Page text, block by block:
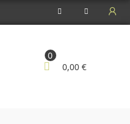
0
0,00 €